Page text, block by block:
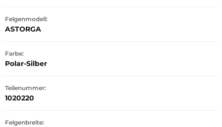
Felgenmodell:
ASTORGA
Farbe:
Polar-Silber
Teilenummer:
1020220
Felgenbreite: